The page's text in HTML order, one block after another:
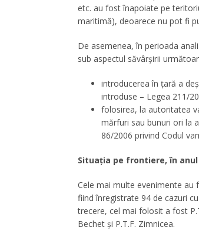
etc. au fost înapoiate pe
maritimă), deoarece nu pot fi
De asemenea, în perioada
sub aspectul săvârşirii
introducerea în ţară a
introduse – Legea 211/
folosirea, la autoritatea
mărfuri sau bunuri ori la
86/2006 privind Codul
Situaţia pe frontiere, în
Cele mai multe evenimente au
fiind înregistrate 94 de cazuri
trecere, cel mai folosit a fost
Bechet şi P.T.F. Zimnicea.